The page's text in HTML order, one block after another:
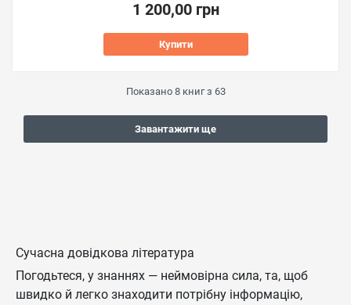
1 200,00 грн
Купити
Показано 8книг з 63
Завантажити ще
Сучасна довідкова література
Погодьтеся, у знаннях — неймовірна сила, та, щоб
швидко й легко знаходити потрібну інформацію,